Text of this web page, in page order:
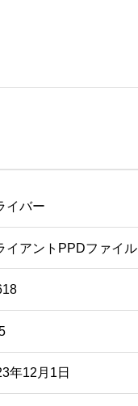
す。
イバー
イアントPPDファイル
年12月1日